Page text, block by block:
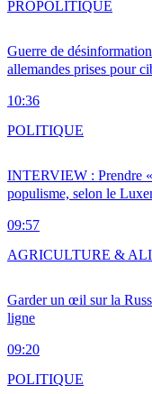
Guerre de
allemandes prises pour
10:36
PROPOLITIQUE
INTERVIEW : Prendre «
populisme, selon le
09:57
POLITIQUE
Garder un œil sur la
ligne
09:20
AGRICULTURE &
POLITIQUE